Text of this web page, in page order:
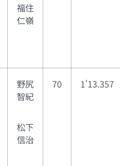
福住
仁嶺
野尻
智紀
松下
信治
70 1'13.357